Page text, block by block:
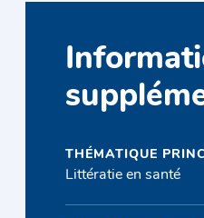
THÉMATIQUE
Littératie en santé